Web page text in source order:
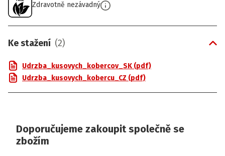
Zdravotně nezávadný
Ke stažení (2)
Udrzba_kusovych_kobercov_SK (pdf)
Udrzba_kusovych_kobercu_CZ (pdf)
Doporučujeme zakoupit společně se
zbožím